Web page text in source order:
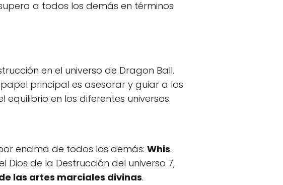
a todos los demás en términos
en el universo de Dragon Ball.
papel principal es asesorar y guiar a los
en los diferentes universos.
encima de todos los demás: Whis.
de la Destrucción del universo 7,
las artes marciales divinas.